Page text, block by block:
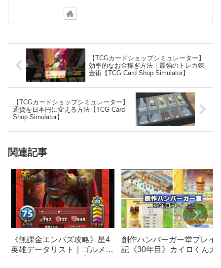
【TCGカードショップシミュレーター】
効率的なお金稼ぎ方法｜最強のトレカ錬
金術【TCG Card Shop Simulator】
【TCGカードショップシミュレーター】
通貨を日本円に変える方法【TCG Card
Shop Simulator】
関連記事
《無課金エンパズ攻略》星4
英雄データリスト｜ゴルメク
創作ハンバーガー堂プレイ
記《30年目》カイロくん大